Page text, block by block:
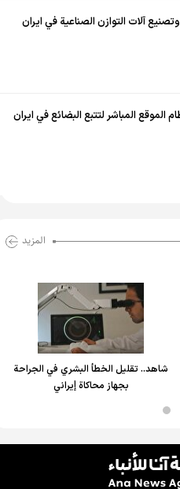
آلات التوازن الصناعية في ايران
الموقع المباشر لتتبع البضائع في ايران
المزید
شاهد.. تقليل الخطأ البشري في الجراحة
بجهاز محاكاة إيراني